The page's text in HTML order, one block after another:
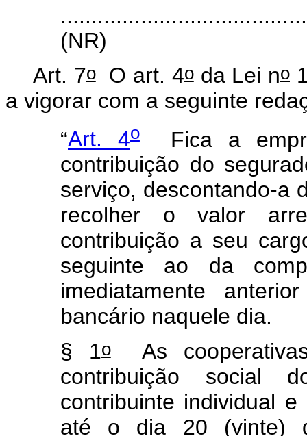
(NR)
Art. 7oO art. 4oda Lei no
a vigorar com a seguinte
“Art. 4oFica a
contribuição do
serviço, descontando-a
recolher o valor
contribuição a seu
seguinte ao da
imediatamente
bancário naquele dia.
§ 1oAs
contribuição social
contribuinte individual
até o dia 20 (vinte)